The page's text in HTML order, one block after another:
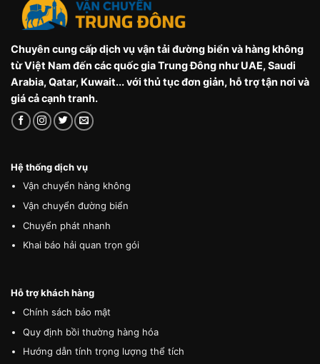
Chuyên cung cấp dịch vụ vận tải đường biển và hàng không
từ Việt Nam đến các quốc gia Trung Đông như UAE, Saudi
Arabia, Qatar, Kuwait... với thủ tục đơn giản, hỗ trợ tận nơi và
giá cả cạnh tranh.
Hệ thống dịch vụ
Vận chuyển hàng không
Vận chuyển đường biển
Chuyển phát nhanh
Khai báo hải quan trọn gói
Hỗ trợ khách hàng
Chính sách bảo mật
Quy định bồi thường hàng hóa
Hướng dẫn tính trọng lượng thể tích